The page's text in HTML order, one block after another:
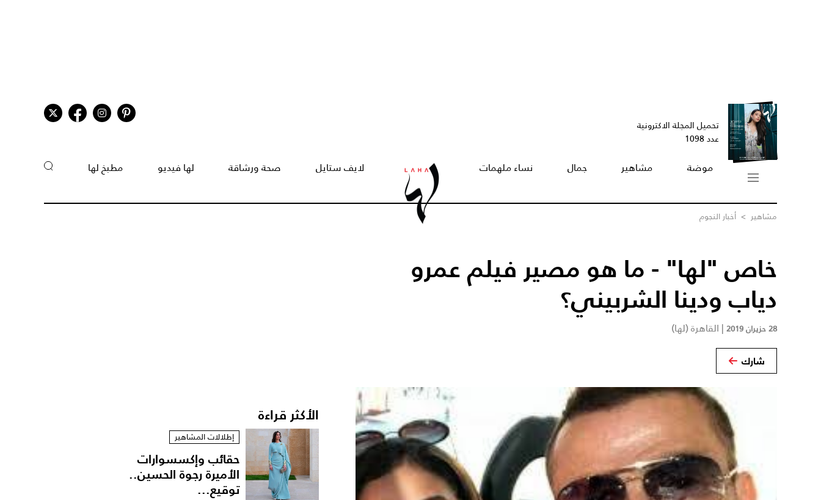
تحميل المجلة الاكترونية
عدد 1098
موضة مشاهير جمال نساء ملهمات لايف ستايل صحة ورشاقة لها فيديو مطبخ لها
مشاهير > أخبار النجوم
خاص "لها" - ما هو مصير فيلم عمرو
دياب ودينا الشربيني؟
28 حزيران 2019 | القاهرة (لها)
شارك
الأكثر قراءة
إطلالات المشاهير
حقائب وإكسسوارات
الأميرة رجوة الحسين..
توقيع...